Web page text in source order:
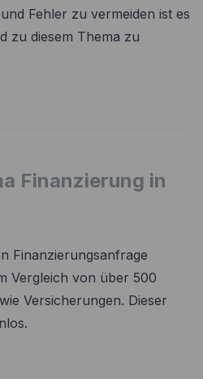
Fehler zu vermeiden ist es
zu diesem Thema zu
Finanzierung in
Finanzierungsanfrage
Vergleich von über 500
Versicherungen. Dieser